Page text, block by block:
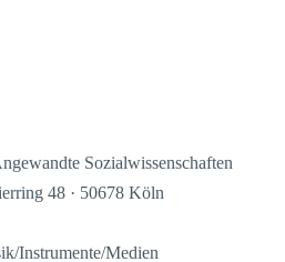
Sozialwissenschaften
48 · 50678 Köln
Instrumente/Medien